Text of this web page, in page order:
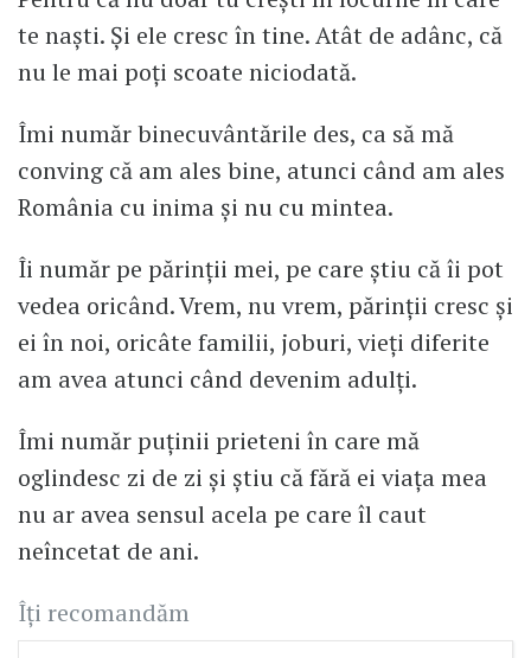
te naști. Și ele cresc în tine. Atât de adânc, că
nu le mai poți scoate niciodată.
Îmi număr binecuvântările des, ca să mă
conving că am ales bine, atunci când am ales
România cu inima și nu cu mintea.
Îi număr pe părinții mei, pe care știu că îi pot
vedea oricând. Vrem, nu vrem, părinții cresc și
ei în noi, oricâte familii, joburi, vieți diferite
am avea atunci când devenim adulți.
Îmi număr puținii prieteni în care mă
oglindesc zi de zi și știu că fără ei viața mea
nu ar avea sensul acela pe care îl caut
neîncetat de ani.
Îți recomandăm